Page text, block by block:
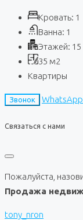
Кровать: 1
Ванна: 1
Этажей: 15
35 м2
Квартиры
Звонок WhatsApp
Связаться с нами
Пожалуйста,
Продажа
tony_nron